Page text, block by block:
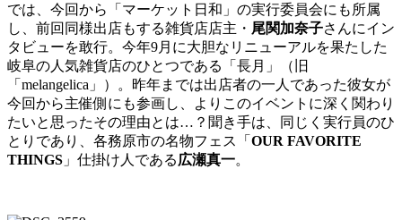
では、今回から「マーケット日和」の実行委員会にも所属
し、前回同様出店もする雑貨店店主・ 尾関加奈子さんにイン
タビューを敢行。今年9月に大胆なリニューアルを果たした
岐阜の人気雑貨店のひとつである「長月」（旧
「melangelica」）。昨年までは出店者の一人であった彼女が
今回から主催側にも参画し、よりこのイベントに深く関わり
たいと思ったその理由とは…？聞き手は、同じく実行員のひ
とりであり、各務原市の名物フェス「 OUR FAVORITE
THINGS 」仕掛け人である広瀬真一。